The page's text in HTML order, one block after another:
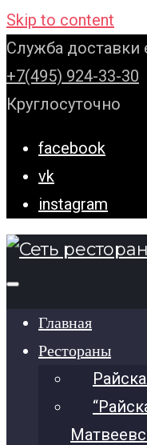
Skip to content
Служба доставки
+7(495) 924-33-30
Круглосуточно
facebook
vk
instagram
Главная
Рестораны